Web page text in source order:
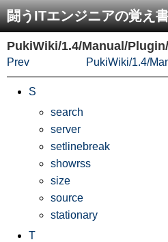
闘うITエンジニアの覚え
PukiWiki/1.4/Manual/
Prev PukiWiki/1.4/
S
search
server
setlinebreak
showrss
size
source
stationary
T